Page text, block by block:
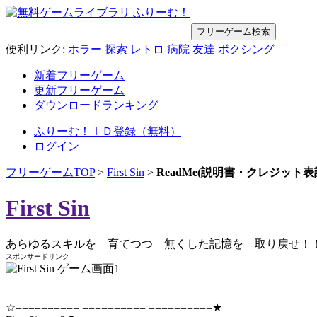
便利リンク: ホラー 探索 レトロ 病院 友達 ボクシング
新着フリーゲーム
更新フリーゲーム
ダウンロードランキング
ふりーむ！ＩＤ登録（無料）
ログイン
フリーゲームTOP> First Sin > ReadMe(説明書・クレジット表
First Sin
あらゆるスキルを 育てつつ 無くした記憶を 取り戻せ！！
スポンサードリンク
☆========== ========== ==========★